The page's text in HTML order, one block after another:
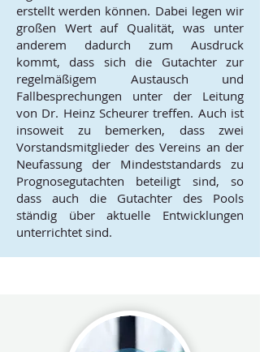
erstellt werden können. Dabei legen wir
großen Wert auf Qualität, was unter
anderem dadurch zum Ausdruck
kommt, dass sich die Gutachter zur
regelmäßigem Austausch und
Fallbesprechungen unter der Leitung
von Dr. Heinz Scheurer treffen. Auch ist
insoweit zu bemerken, dass zwei
Vorstandsmitglieder des Vereins an der
Neufassung der Mindeststandards zu
Prognosegutachten beteiligt sind, so
dass auch die Gutachter des Pools
ständig über aktuelle Entwicklungen
unterrichtet sind.